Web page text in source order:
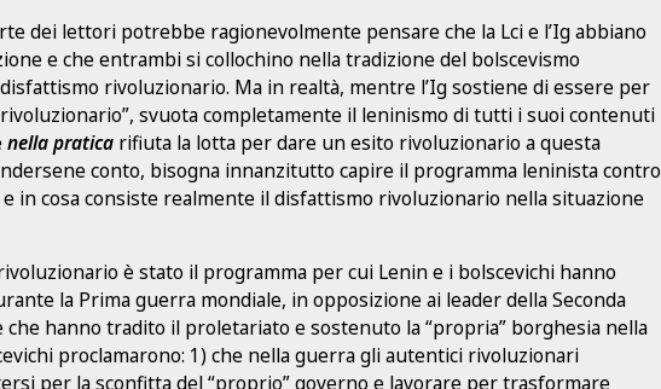
dei lettori potrebbe ragionevolmente pensare che la Lci e l’Ig abbiano
e che entrambi si collochino nella tradizione del bolscevismo
rivoluzionario. Ma in realtà, mentre l’Ig sostiene di essere per
svuota completamente il leninismo di tutti i suoi contenuti
nella pratica rifiuta la lotta per dare un esito rivoluzionario a questa
conto, bisogna innanzitutto capire il programma leninista contro
e in cosa consiste realmente il disfattismo rivoluzionario nella situazione
è stato il programma per cui Lenin e i bolscevichi hanno
la Prima guerra mondiale, in opposizione ai leader della Seconda
che hanno tradito il proletariato e sostenuto la “propria” borghesia nella
proclamarono: 1) che nella guerra gli autentici rivoluzionari
per la sconfitta del “proprio” governo e lavorare per trasformare